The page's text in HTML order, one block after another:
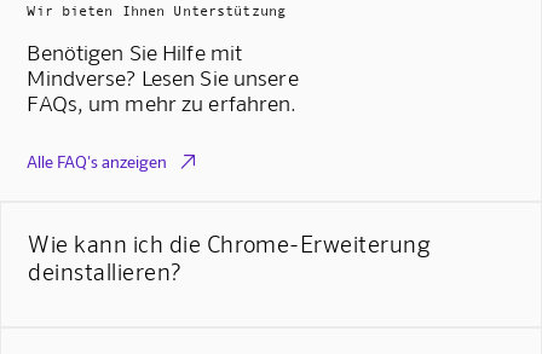
Wir bieten Ihnen Unterstützung
Benötigen Sie Hilfe mit
Mindverse? Lesen Sie unsere
FAQs, um mehr zu erfahren.
Alle FAQ's anzeigen 
Wie kann ich die Chrome-Erweiterung
deinstallieren?